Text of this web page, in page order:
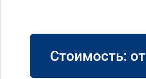
Стоимость: от